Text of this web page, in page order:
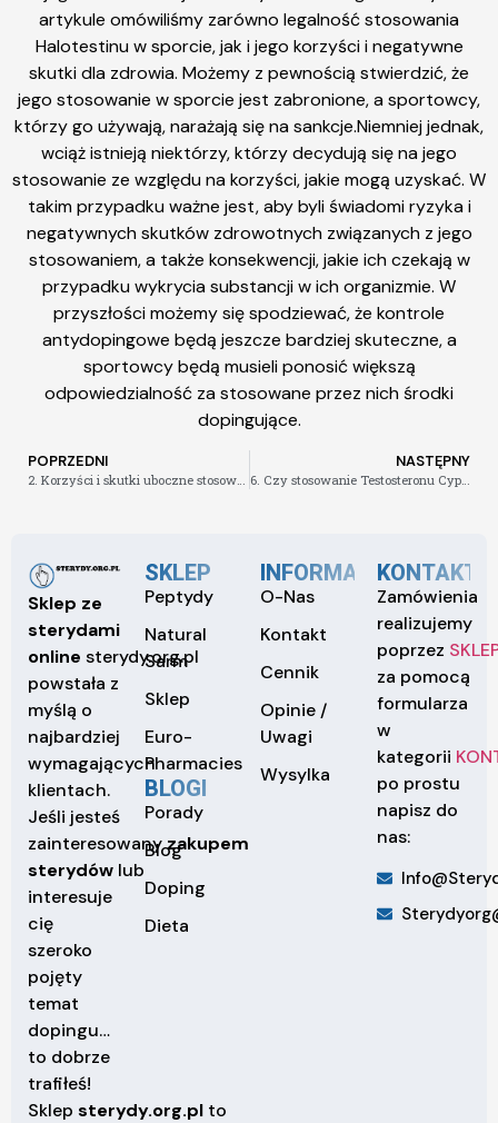
artykule omówiliśmy zarówno legalność stosowania
Halotestinu w sporcie, jak i jego korzyści i negatywne
skutki dla zdrowia. Możemy z pewnością stwierdzić, że
jego stosowanie w sporcie jest zabronione, a sportowcy,
którzy go używają, narażają się na sankcje.Niemniej jednak,
wciąż istnieją niektórzy, którzy decydują się na jego
stosowanie ze względu na korzyści, jakie mogą uzyskać. W
takim przypadku ważne jest, aby byli świadomi ryzyka i
negatywnych skutków zdrowotnych związanych z jego
stosowaniem, a także konsekwencji, jakie ich czekają w
przypadku wykrycia substancji w ich organizmie. W
przyszłości możemy się spodziewać, że kontrole
antydopingowe będą jeszcze bardziej skuteczne, a
sportowcy będą musieli ponosić większą
odpowiedzialność za stosowane przez nich środki
dopingujące.
POPRZEDNI NASTĘPNY
6. Czy stosowanie Testosteronu Cypionate wpływa na libido
Sklep ze
sterydami
online sterydy.org.pl
powstała z
myślą o
najbardziej
wymagających
klientach.
Jeśli jesteś
zainteresowanyzakupem
sterydów lub
interesuje
cię
szeroko
pojęty
temat
dopingu…
to dobrze
trafiłeś!
Sklep sterydy.org.pl to
SKLEP
Peptydy
Natural
Sarm
Sklep
Euro-
Pharmacies
BLOGI
Porady
Blog
Doping
Dieta
INFORMACJE
O-Nas
Kontakt
Cennik
Opinie /
Uwagi
Wysylka
KONTAKT
Zamówienia
realizujemy
poprzez
za pomocą
formularza
w
kategorii
po prostu
napisz do
nas: